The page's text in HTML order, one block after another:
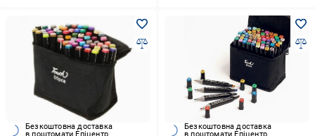
Безкоштовна доставка
Безкоштовна доставка